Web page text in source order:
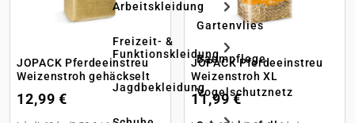
Arbeitskleidung
Freizeit- &
Funktionskleidung
Jagdbekleidung
Gartenvlies
Baumpflege
Vogelschutznetz
JOPACK Pferdeeinstreu
Weizenstroh gehäckselt
12,99 €
JOPACK Pferdeeinstreu
Weizenstroh XL
11,99 €